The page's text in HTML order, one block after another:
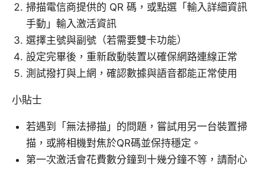
掃描電信商提供的 QR 碼，或點選「輸入詳細資訊
手動」輸入激活資訊
選擇主號與副號（若需要雙卡功能）
設定完畢後，重新啟動裝置以確保網路連線正常
測試撥打與上網，確認數據與語音都能正常使用
小貼士
若遇到「無法掃描」的問題，嘗試用另一台裝置掃
描，或將相機對焦於QR碼並保持穩定。
第一次激活會花費數分鐘到十幾分鐘不等，請耐心